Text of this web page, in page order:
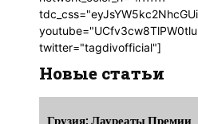
twitter="tagdivofficial"]
Новые статьи
Грузия: Лауреаты Премии